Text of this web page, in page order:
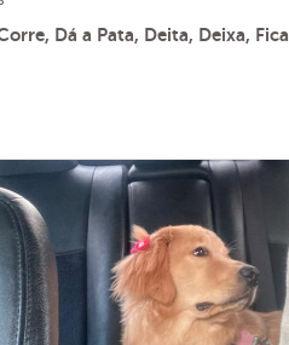
Dá a Pata, Deita, Deixa, Fica